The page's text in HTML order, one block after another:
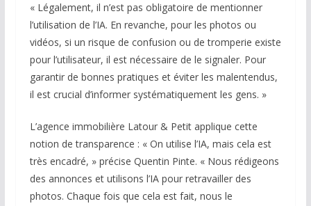
« Légalement, il n’est pas obligatoire de mentionner
l’utilisation de l’IA. En revanche, pour les photos ou
vidéos, si un risque de confusion ou de tromperie existe
pour l’utilisateur, il est nécessaire de le signaler. Pour
garantir de bonnes pratiques et éviter les malentendus,
il est crucial d’informer systématiquement les gens. »
L’agence immobilière Latour & Petit applique cette
notion de transparence : « On utilise l’IA, mais cela est
très encadré, » précise Quentin Pinte. « Nous rédigeons
des annonces et utilisons l’IA pour retravailler des
photos. Chaque fois que cela est fait, nous le